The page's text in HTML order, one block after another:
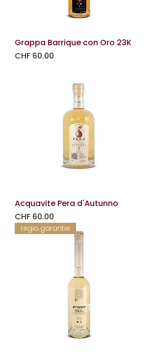
Grappa Barrique con Oro 23K
Prezzo
CHF 60.00
Acquavite Pera d'Autunno
Prezzo
CHF 60.00
regio.garantie